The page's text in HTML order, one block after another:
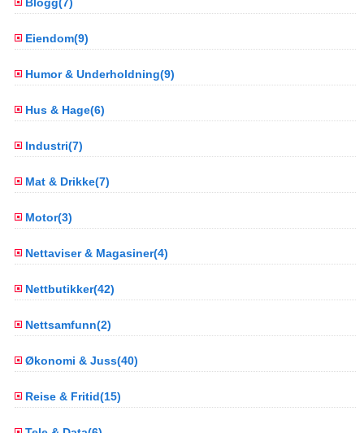
Eiendom(9)
Humor & Underholdning(9)
Hus & Hage(6)
Industri(7)
Mat & Drikke(7)
Motor(3)
Nettaviser & Magasiner(4)
Nettbutikker(42)
Nettsamfunn(2)
Økonomi & Juss(40)
Reise & Fritid(15)